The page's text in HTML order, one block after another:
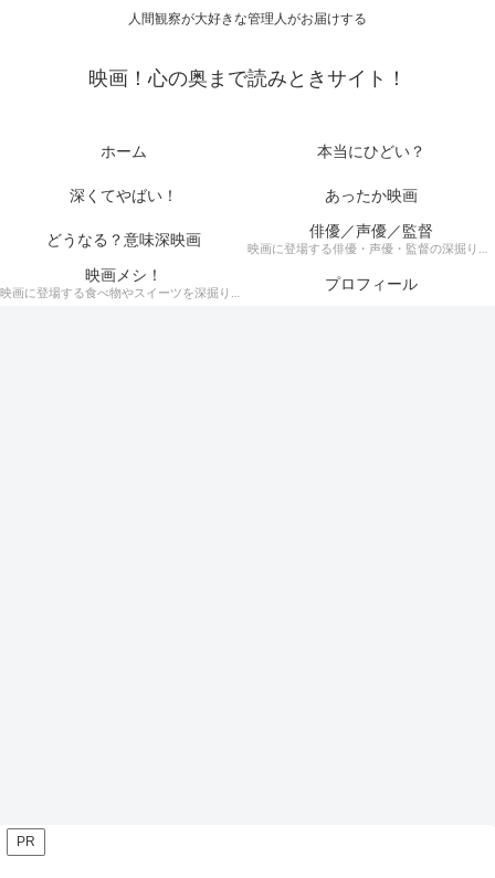
人間観察が大好きな管理人がお届けする
映画！心の奥まで読みときサイト！
ホーム 本当にひどい？
深くてやばい！ あったか映画
どうなる？意味深映画 俳優／声優／監督
映画に登場する俳優・声優・監督の深掘りまとめ記事！
映画メシ！
映画に登場する食べ物やスイーツを深掘り考察！ プロフィール
PR